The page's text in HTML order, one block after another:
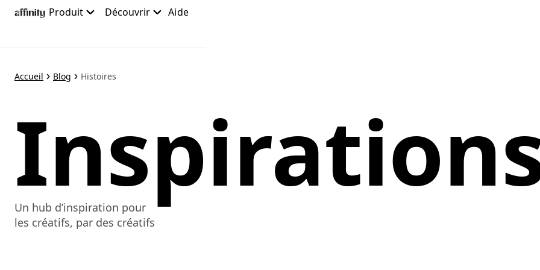
Accéder
principal
Produit Découvrir Aide
Accueil Blog Histoires
Un hub d’inspiration pour
les créatifs, par des créatifs